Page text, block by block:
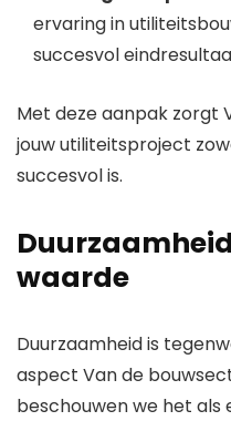
ervaring in
succesvol
Met deze aanpak zorgt
jouw utiliteitsproject
succesvol is.
waarde
Duurzaamheid is
aspect Van de
beschouwen we het als